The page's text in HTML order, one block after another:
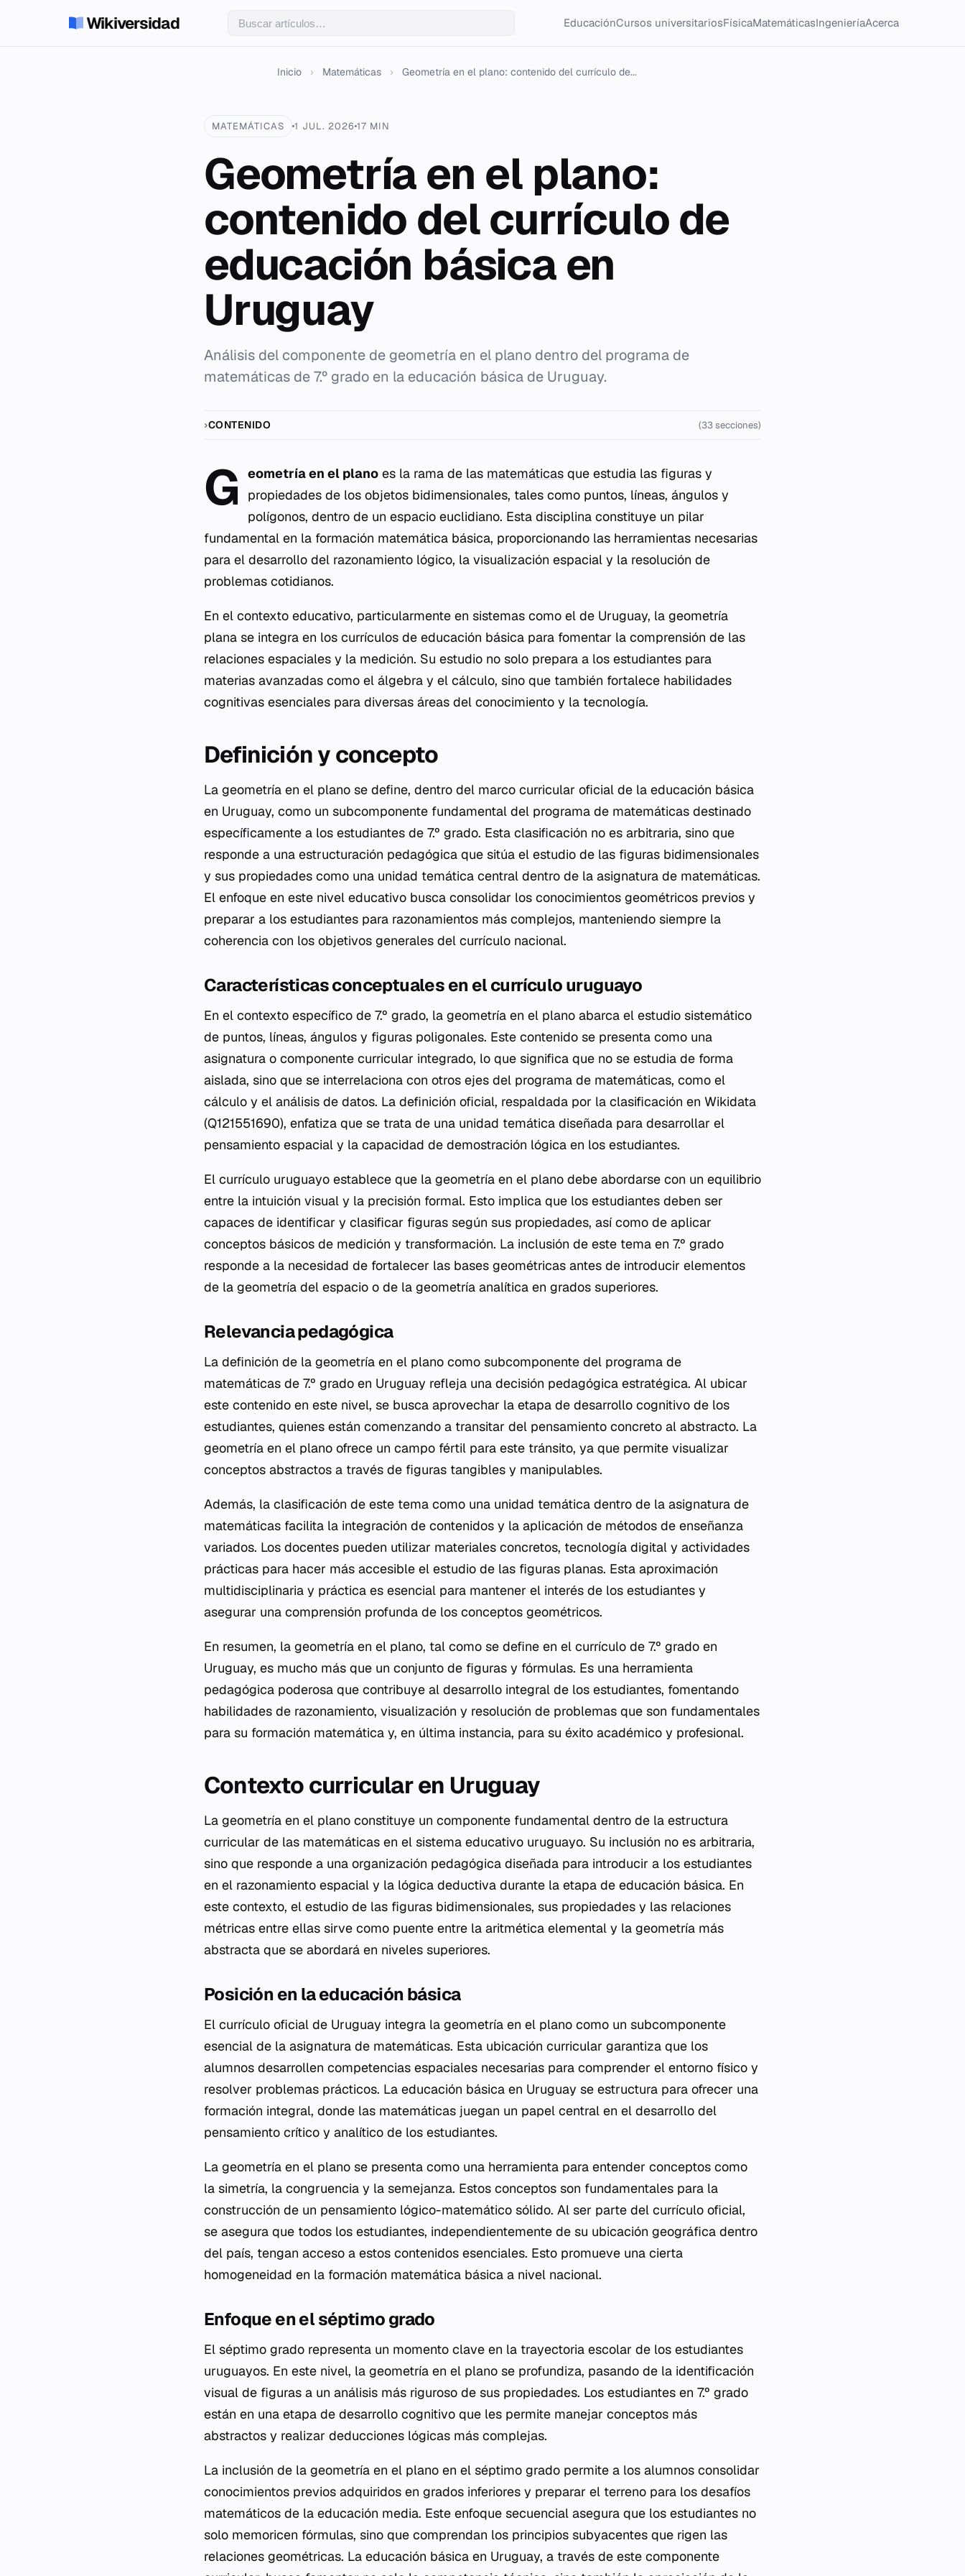
Wikiversidad EducaciónCursos universitariosFísicaMatemáticasIngenieríaAcerca
Inicio › Matemáticas › Geometría en el plano: contenido del currículo de...
MATEMÁTICAS 1 JUL. 2026 17 MIN
Geometría en el plano:
contenido del currículo de
educación básica en
Uruguay
Análisis del componente de geometría en el plano dentro del programa de
matemáticas de 7.º grado en la educación básica de Uruguay.
CONTENIDO (33 secciones)
G eometría en el plano es la rama de las matemáticas que estudia las figuras y
propiedades de los objetos bidimensionales, tales como puntos, líneas, ángulos y
polígonos, dentro de un espacio euclidiano. Esta disciplina constituye un pilar
fundamental en la formación matemática básica, proporcionando las herramientas necesarias
para el desarrollo del razonamiento lógico, la visualización espacial y la resolución de
problemas cotidianos.
En el contexto educativo, particularmente en sistemas como el de Uruguay, la geometría
plana se integra en los currículos de educación básica para fomentar la comprensión de las
relaciones espaciales y la medición. Su estudio no solo prepara a los estudiantes para
materias avanzadas como el álgebra y el cálculo, sino que también fortalece habilidades
cognitivas esenciales para diversas áreas del conocimiento y la tecnología.
Definición y concepto
La geometría en el plano se define, dentro del marco curricular oficial de la educación básica
en Uruguay, como un subcomponente fundamental del programa de matemáticas destinado
específicamente a los estudiantes de 7.º grado. Esta clasificación no es arbitraria, sino que
responde a una estructuración pedagógica que sitúa el estudio de las figuras bidimensionales
y sus propiedades como una unidad temática central dentro de la asignatura de matemáticas.
El enfoque en este nivel educativo busca consolidar los conocimientos geométricos previos y
preparar a los estudiantes para razonamientos más complejos, manteniendo siempre la
coherencia con los objetivos generales del currículo nacional.
Características conceptuales en el currículo uruguayo
En el contexto específico de 7.º grado, la geometría en el plano abarca el estudio sistemático
de puntos, líneas, ángulos y figuras poligonales. Este contenido se presenta como una
asignatura o componente curricular integrado, lo que significa que no se estudia de forma
aislada, sino que se interrelaciona con otros ejes del programa de matemáticas, como el
cálculo y el análisis de datos. La definición oficial, respaldada por la clasificación en Wikidata
(Q121551690), enfatiza que se trata de una unidad temática diseñada para desarrollar el
pensamiento espacial y la capacidad de demostración lógica en los estudiantes.
El currículo uruguayo establece que la geometría en el plano debe abordarse con un equilibrio
entre la intuición visual y la precisión formal. Esto implica que los estudiantes deben ser
capaces de identificar y clasificar figuras según sus propiedades, así como de aplicar
conceptos básicos de medición y transformación. La inclusión de este tema en 7.º grado
responde a la necesidad de fortalecer las bases geométricas antes de introducir elementos
de la geometría del espacio o de la geometría analítica en grados superiores.
Relevancia pedagógica
La definición de la geometría en el plano como subcomponente del programa de
matemáticas de 7.º grado en Uruguay refleja una decisión pedagógica estratégica. Al ubicar
este contenido en este nivel, se busca aprovechar la etapa de desarrollo cognitivo de los
estudiantes, quienes están comenzando a transitar del pensamiento concreto al abstracto. La
geometría en el plano ofrece un campo fértil para este tránsito, ya que permite visualizar
conceptos abstractos a través de figuras tangibles y manipulables.
Además, la clasificación de este tema como una unidad temática dentro de la asignatura de
matemáticas facilita la integración de contenidos y la aplicación de métodos de enseñanza
variados. Los docentes pueden utilizar materiales concretos, tecnología digital y actividades
prácticas para hacer más accesible el estudio de las figuras planas. Esta aproximación
multidisciplinaria y práctica es esencial para mantener el interés de los estudiantes y
asegurar una comprensión profunda de los conceptos geométricos.
En resumen, la geometría en el plano, tal como se define en el currículo de 7.º grado en
Uruguay, es mucho más que un conjunto de figuras y fórmulas. Es una herramienta
pedagógica poderosa que contribuye al desarrollo integral de los estudiantes, fomentando
habilidades de razonamiento, visualización y resolución de problemas que son fundamentales
para su formación matemática y, en última instancia, para su éxito académico y profesional.
Contexto curricular en Uruguay
La geometría en el plano constituye un componente fundamental dentro de la estructura
curricular de las matemáticas en el sistema educativo uruguayo. Su inclusión no es arbitraria,
sino que responde a una organización pedagógica diseñada para introducir a los estudiantes
en el razonamiento espacial y la lógica deductiva durante la etapa de educación básica. En
este contexto, el estudio de las figuras bidimensionales, sus propiedades y las relaciones
métricas entre ellas sirve como puente entre la aritmética elemental y la geometría más
abstracta que se abordará en niveles superiores.
Posición en la educación básica
El currículo oficial de Uruguay integra la geometría en el plano como un subcomponente
esencial de la asignatura de matemáticas. Esta ubicación curricular garantiza que los
alumnos desarrollen competencias espaciales necesarias para comprender el entorno físico y
resolver problemas prácticos. La educación básica en Uruguay se estructura para ofrecer una
formación integral, donde las matemáticas juegan un papel central en el desarrollo del
pensamiento crítico y analítico de los estudiantes.
La geometría en el plano se presenta como una herramienta para entender conceptos como
la simetría, la congruencia y la semejanza. Estos conceptos son fundamentales para la
construcción de un pensamiento lógico-matemático sólido. Al ser parte del currículo oficial,
se asegura que todos los estudiantes, independientemente de su ubicación geográfica dentro
del país, tengan acceso a estos contenidos esenciales. Esto promueve una cierta
homogeneidad en la formación matemática básica a nivel nacional.
Enfoque en el séptimo grado
El séptimo grado representa un momento clave en la trayectoria escolar de los estudiantes
uruguayos. En este nivel, la geometría en el plano se profundiza, pasando de la identificación
visual de figuras a un análisis más riguroso de sus propiedades. Los estudiantes en 7.º grado
están en una etapa de desarrollo cognitivo que les permite manejar conceptos más
abstractos y realizar deducciones lógicas más complejas.
La inclusión de la geometría en el plano en el séptimo grado permite a los alumnos consolidar
conocimientos previos adquiridos en grados inferiores y preparar el terreno para los desafíos
matemáticos de la educación media. Este enfoque secuencial asegura que los estudiantes no
solo memoricen fórmulas, sino que comprendan los principios subyacentes que rigen las
relaciones geométricas. La educación básica en Uruguay, a través de este componente